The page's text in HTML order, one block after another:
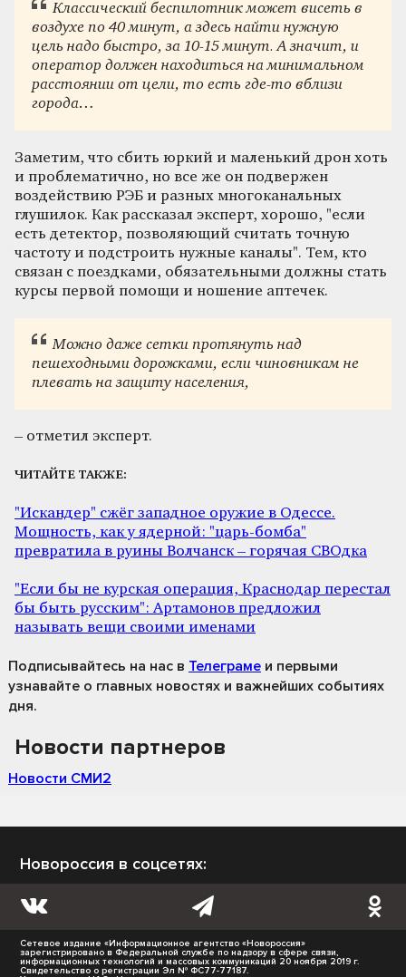
Классический беспилотник может висеть в
воздухе по 40 минут, а здесь найти нужную
цель надо быстро, за 10-15 минут. А значит, и
оператор должен находиться на минимальном
расстоянии от цели, то есть где-то вблизи
города…
Заметим, что сбить юркий и маленький дрон хоть
и проблематично, но все же он подвержен
воздействию РЭБ и разных многоканальных
глушилок. Как рассказал эксперт, хорошо, "если
есть детектор, позволяющий считать точную
частоту и подстроить нужные каналы". Тем, кто
связан с поездками, обязательными должны стать
курсы первой помощи и ношение аптечек.
Можно даже сетки протянуть над
пешеходными дорожками, если чиновникам не
плевать на защиту населения,
– отметил эксперт.
ЧИТАЙТЕ ТАКЖЕ:
"Искандер" сжёг западное оружие в Одессе.
Мощность, как у ядерной: "царь-бомба"
превратила в руины Волчанск – горячая СВОдка
"Если бы не курская операция, Краснодар перестал
бы быть русским": Артамонов предложил
называть вещи своими именами
Подписывайтесь на нас в Телеграме и первыми
узнавайте о главных новостях и важнейших событиях
дня.
Новости партнеров
Новости СМИ2
Новороссия в соцсетях:
Сетевое издание «Информационное агентство «Новороссия»
зарегистрировано в Федеральной службе по надзору в сфере связи,
информационных технологий и массовых коммуникаций 20 ноября 2019 г.
Свидетельство о регистрации Эл № ФС77-77187.